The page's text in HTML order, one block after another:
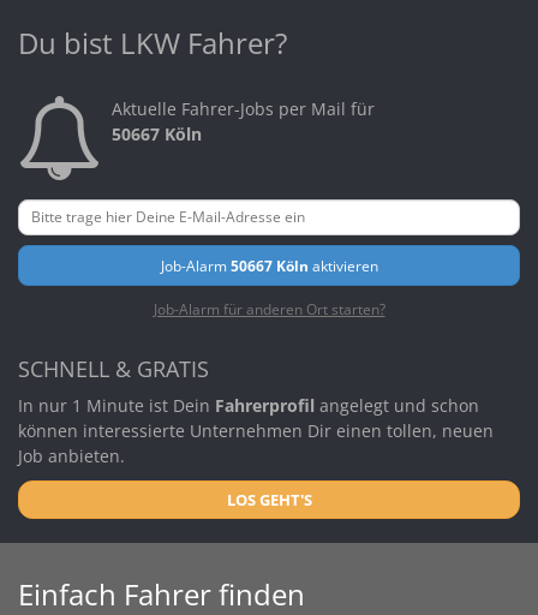
Du bist LKW Fahrer?
Aktuelle Fahrer-Jobs per Mail für
50667 Köln
Job-Alarm50667 Köln aktivieren
Job-Alarm für anderen Ort starten?
SCHNELL & GRATIS
In nur 1 Minute ist Dein Fahrerprofil angelegt und schon
können interessierte Unternehmen Dir einen tollen, neuen
Job anbieten.
LOS GEHT'S
Einfach Fahrer finden